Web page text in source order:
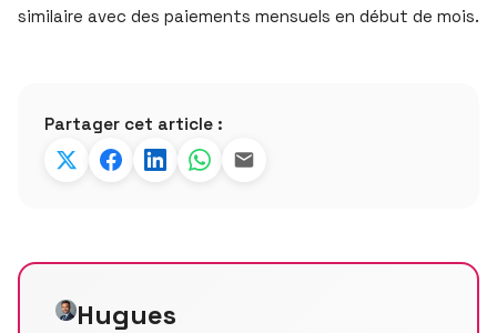
similaire avec des paiements mensuels en début de mois.
Partager cet article :
Hugues